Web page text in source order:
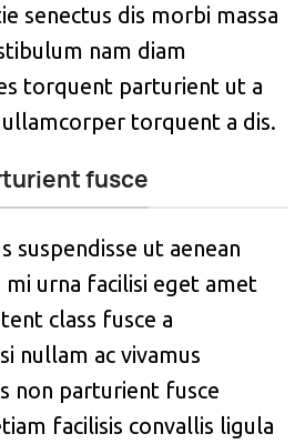
senectus dis morbi massa
nam diam
torquent parturient ut a
torquent a dis.
fusce
suspendisse ut aenean
mi urna facilisi eget amet
class fusce a
nullam ac vivamus
non parturient fusce
facilisis convallis ligula